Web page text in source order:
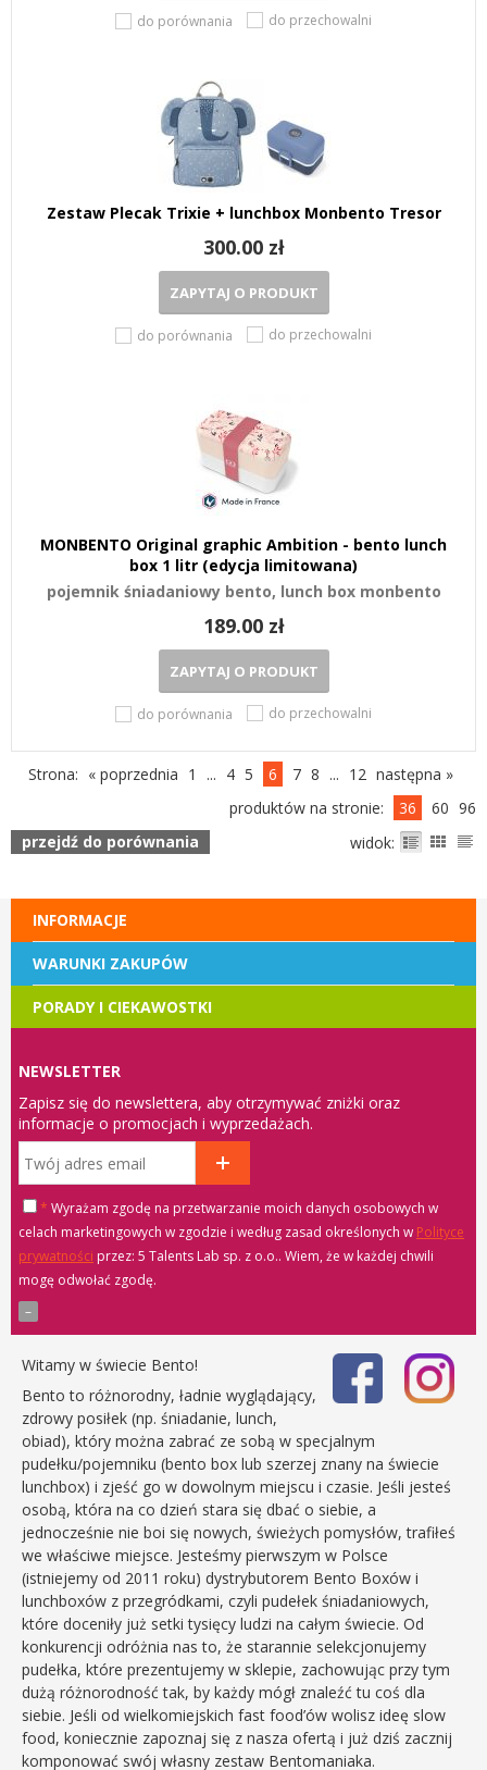
do porównania do przechowalni
Zestaw Plecak Trixie + lunchbox Monbento Tresor
300.00 zł
ZAPYTAJ O PRODUKT
do porównania do przechowalni
MONBENTO Original graphic Ambition - bento lunch
box 1 litr (edycja limitowana)
pojemnik śniadaniowy bento, lunch box monbento
189.00 zł
ZAPYTAJ O PRODUKT
do porównania do przechowalni
Strona: « poprzednia 1 ... 4 5 6 7 8 ... 12 następna »
produktów na stronie:
36 60 96
przejdź do porównania
widok:
INFORMACJE
WARUNKI ZAKUPÓW
PORADY I CIEKAWOSTKI
NEWSLETTER
Zapisz się do newslettera, aby otrzymywać zniżki oraz
informacje o promocjach i wyprzedażach.
* Wyrażam zgodę na przetwarzanie moich danych osobowych w
celach marketingowych w zgodzie i według zasad określonych w Polityce
prywatności
przez: 5 Talents Lab sp. z o.o.. Wiem, że w każdej chwili
mogę odwołać zgodę.
Witamy w świecie Bento!
Bento to różnorodny, ładnie wyglądający,
zdrowy posiłek (np. śniadanie, lunch,
obiad), który można zabrać ze sobą w specjalnym
pudełku/pojemniku (bento box lub szerzej znany na świecie
lunchbox) i zjeść go w dowolnym miejscu i czasie. Jeśli jesteś
osobą, która na co dzień stara się dbać o siebie, a
jednocześnie nie boi się nowych, świeżych pomysłów, trafiłeś
we właściwe miejsce. Jesteśmy pierwszym w Polsce
(istniejemy od 2011 roku) dystrybutorem Bento Boxów i
lunchboxów z przegródkami, czyli pudełek śniadaniowych,
które doceniły już setki tysięcy ludzi na całym świecie. Od
konkurencji odróżnia nas to, że starannie selekcjonujemy
pudełka, które prezentujemy w sklepie, zachowując przy tym
dużą różnorodność tak, by każdy mógł znaleźć tu coś dla
siebie. Jeśli od wielkomiejskich fast food’ów wolisz ideę slow
food, koniecznie zapoznaj się z nasza ofertą i już dziś zacznij
komponować swój własny zestaw Bentomaniaka.